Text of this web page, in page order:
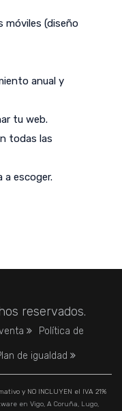
móviles (diseño
anual y
tu web.
todas las
a escoger.
reservados.
Política de
de igualdad
y NO INCLUYEN el IVA 21%
en Vigo, A Coruña, Lugo,